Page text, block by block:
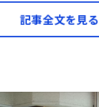
記事全文を見る